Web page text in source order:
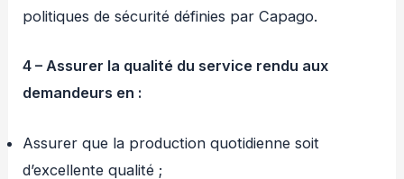
politiques de sécurité définies par Capago.
4 – Assurer la qualité du service rendu aux
demandeurs en :
Assurer que la production quotidienne soit
d’excellente qualité ;